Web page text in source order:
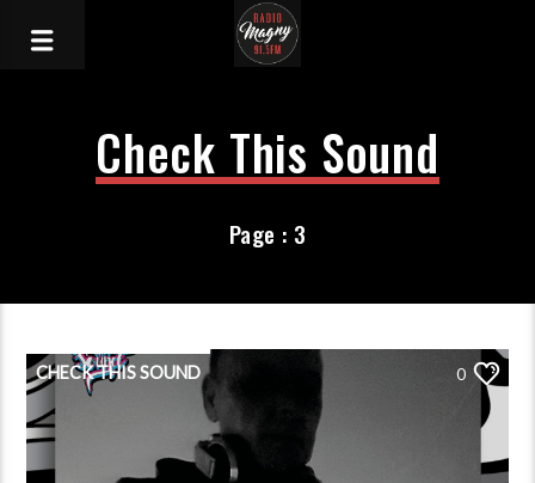
Check This Sound
Page : 3
CHECK THIS SOUND 0